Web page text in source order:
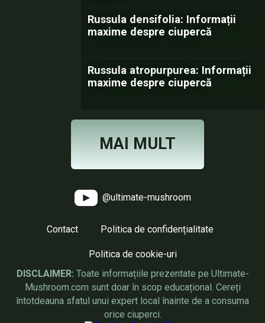
Russula densifolia: Informații
maxime despre ciupercă
Russula atropurpurea: Informații
maxime despre ciupercă
MAI MULT
@ultimate-mushroom
Contact Politica de confidențialitate
Politica de cookie-uri
DISCLAIMER: Toate informațiile prezentate pe Ultimate-
Mushroom.com sunt doar în scop educațional. Cereți
întotdeauna sfatul unui expert local înainte de a consuma
orice ciuperci.